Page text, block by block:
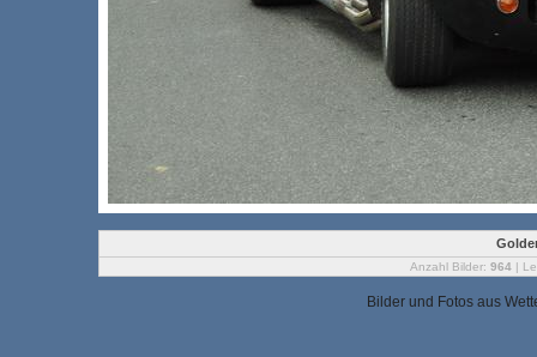
Anzahl Bilder: 964|
Bilder und Fotos aus